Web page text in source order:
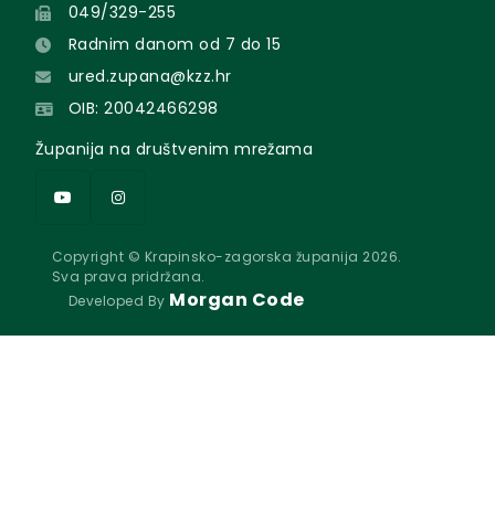
049/329-255
Radnim danom od 7 do 15
ured.zupana@kzz.hr
OIB: 20042466298
Županija na društvenim mrežama
Copyright © Krapinsko-zagorska županija 2026.
Sva prava pridržana.
Developed By Morgan Code